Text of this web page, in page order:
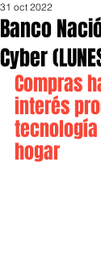
Banco
Cyber
31 oct 2022
Compras
interés
hogar